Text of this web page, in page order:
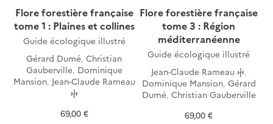
Flore forestière française
tome 1 : Plaines et collines
Guide écologique illustré
Gérard Dumé,Christian
Gauberville, Dominique
Mansion, Jean-Claude Rameau
ⴕ
69,00 €
Flore forestière française
tome 3 : Région
méditerranéenne
Guide écologique illustré
Jean-Claude Rameau ⴕ,
Dominique Mansion, Gérard
Dumé, Christian Gauberville
69,00 €